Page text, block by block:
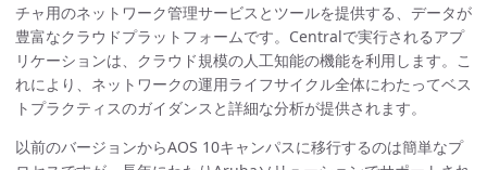
チャ用のネットワーク管理サービスとツールを提供する、データが
豊富なクラウドプラットフォームです。Centralで実行されるアプ
リケーションは、クラウド規模の人工知能の機能を利用します。こ
れにより、ネットワークの運用ライフサイクル全体にわたってベス
トプラクティスのガイダンスと詳細な分析が提供されます。
以前のバージョンからAOS 10キャンパスに移行するのは簡単なプ